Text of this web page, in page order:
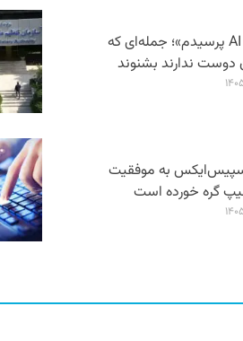
«اول از AI پرسیدم»؛ جمله‌ای که
دوست ندارند بشنوند
به موفقیت
گره خورده است